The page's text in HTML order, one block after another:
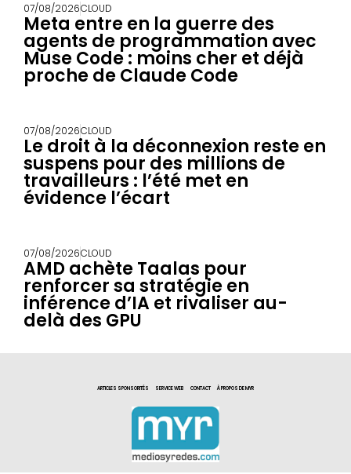
07/08/2026CLOUD
Meta entre en la guerre des
agents de programmation avec
Muse Code : moins cher et déjà
proche de Claude Code
07/08/2026CLOUD
Le droit à la déconnexion reste en
suspens pour des millions de
travailleurs : l’été met en
évidence l’écart
07/08/2026CLOUD
AMD achète Taalas pour
renforcer sa stratégie en
inférence d’IA et rivaliser au-
delà des GPU
ARTICLES SPONSORITÉS SERVICE WEB CONTACT À PROPOS DE MYR